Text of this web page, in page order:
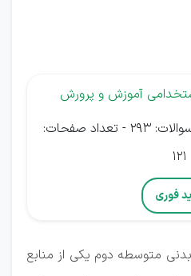
آموزش و پرورش
نوع فایل: PDF - تعداد سوالات: 293 - تعداد صفحات:
121
فوری
متوسطه دوم یکی از منابع